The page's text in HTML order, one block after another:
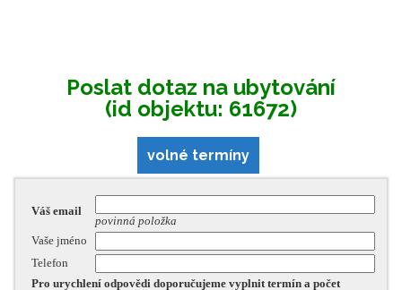
Poslat dotaz na ubytování
(id objektu: 61672)
volné termíny